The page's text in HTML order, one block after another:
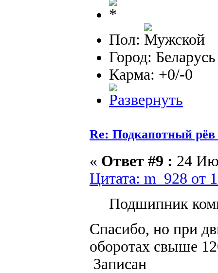
Пол:
Город: Беларусь
Карма: +0/-0
Re: Подкапотный
« Ответ #9 : 24
Цитата: m_928 от
Подшипник
Спасибо, но при
оборотах свыше
Записан